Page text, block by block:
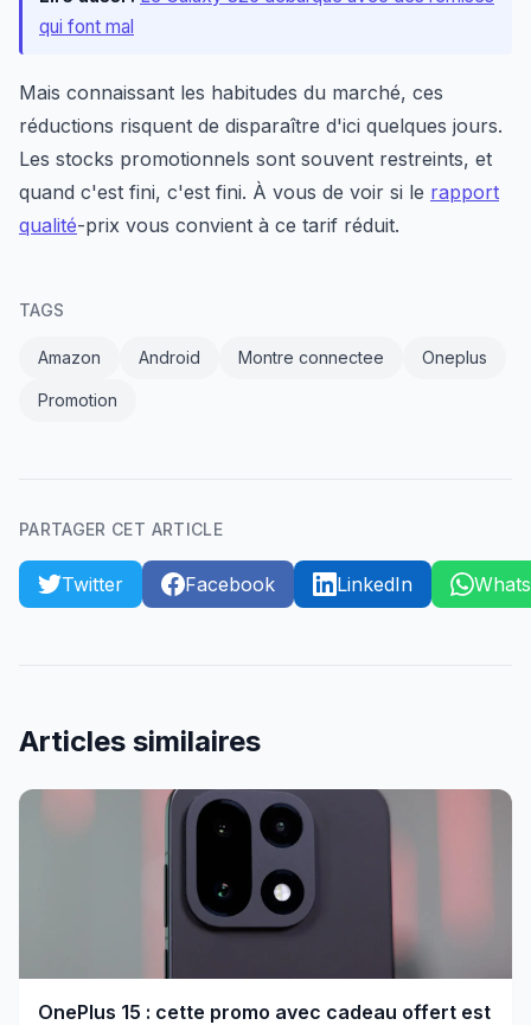
qui font mal
Mais connaissant les habitudes du marché, ces
réductions risquent de disparaître d'ici quelques jours.
Les stocks promotionnels sont souvent restreints, et
quand c'est fini, c'est fini. À vous de voir si le rapport
qualité-prix vous convient à ce tarif réduit.
TAGS
Amazon Android Montre connectee Oneplus
Promotion
PARTAGER CET ARTICLE
Twitter Facebook LinkedIn
Articles similaires
OnePlus 15 : cette promo avec cadeau offert est